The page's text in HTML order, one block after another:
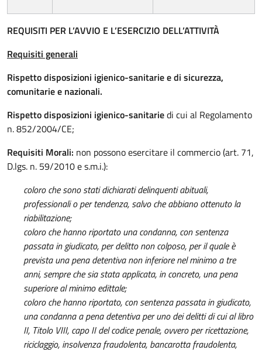
REQUISITI PER L’AVVIO E L’ESERCIZIO DELL’ATTIVITÀ
Requisiti generali
Rispetto disposizioni igienico-sanitarie e di sicurezza,
comunitarie e nazionali.
Rispetto disposizioni igienico-sanitariedi cui al Regolamento
n. 852/2004/CE;
Requisiti Morali: non possono esercitare il commercio (art. 71,
D.lgs. n. 59/2010 e s.m.i.):
coloro che sono stati dichiarati delinquenti abituali,
professionali o per tendenza, salvo che abbiano ottenuto la
riabilitazione;
coloro che hanno riportato una condanna, con sentenza
passata in giudicato, per delitto non colposo, per il quale è
prevista una pena detentiva non inferiore nel minimo a tre
anni, sempre che sia stata applicata, in concreto, una pena
superiore al minimo edittale;
coloro che hanno riportato, con sentenza passata in giudicato,
una condanna a pena detentiva per uno dei delitti di cui al libro
II, Titolo VIII, capo II del codice penale, ovvero per ricettazione,
riciclaggio, insolvenza fraudolenta, bancarotta fraudolenta,